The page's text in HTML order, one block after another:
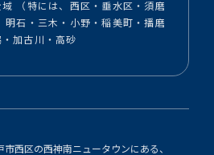
（特には、西区・垂水区・須磨
明石・三木・小野・稲美町・播磨
加古川・高砂
西区の西神南ニュータウンにある、